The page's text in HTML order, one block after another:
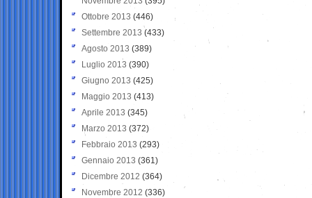
Ottobre 2013 (446)
Settembre 2013 (433)
Agosto 2013 (389)
Luglio 2013 (390)
Giugno 2013 (425)
Maggio 2013 (413)
Aprile 2013 (345)
Marzo 2013 (372)
Febbraio 2013 (293)
Gennaio 2013 (361)
Dicembre 2012 (364)
Novembre 2012 (336)